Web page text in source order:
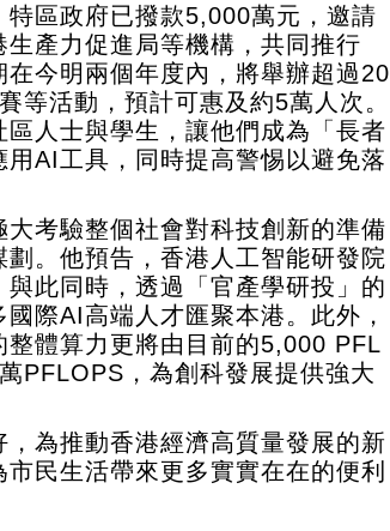
區政府已撥款5,000萬元，邀請
產力促進局等機構，共同推行
在今明兩個年度內，將舉辦超過20
等活動，預計可惠及約5萬人次。
人士與學生，讓他們成為「長者
AI工具，同時提高警惕以避免落
考驗整個社會對科技創新的準備
。他預告，香港人工智能研發院
此同時，透過「官產學研投」的
際AI高端人才匯聚本港。此外，
體算力更將由目前的5,000 PFL
PFLOPS，為創科發展提供強大
為推動香港經濟高質量發展的新
民生活帶來更多實實在在的便利